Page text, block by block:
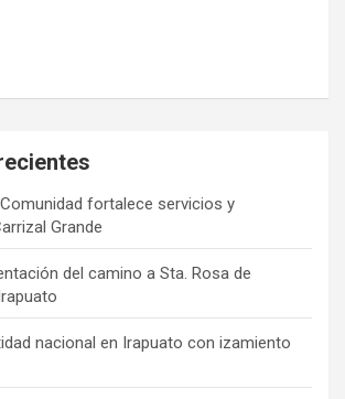
fortalece servicios y
Grande
del camino a Sta. Rosa de
nacional en Irapuato con izamiento